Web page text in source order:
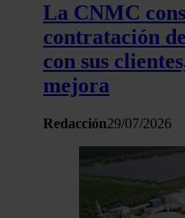
La CNMC
contratación
con sus
mejora
Redacción29/07/2026